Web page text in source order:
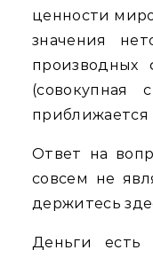
ценности
значения
производных
(совокупная
приближается
Ответ на
совсем не
держитесь
Деньги есть